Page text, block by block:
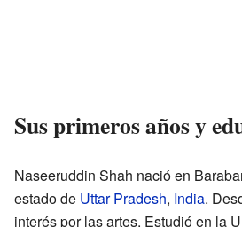
Sus primeros años y
Naseeruddin Shah nació en
estado de Uttar Pradesh, India.
interés por las artes. Estudió en la